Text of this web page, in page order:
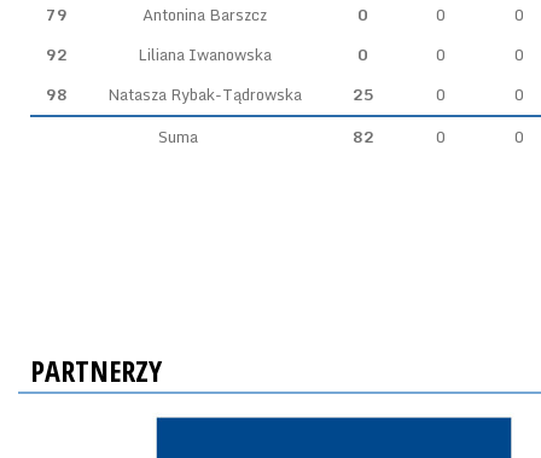
79
Antonina Barszcz 0 0
0
92
Liliana Iwanowska 0 0
0
98
Natasza Rybak-Tądrowska 25 0
0
Suma
82 0 0
PARTNERZY